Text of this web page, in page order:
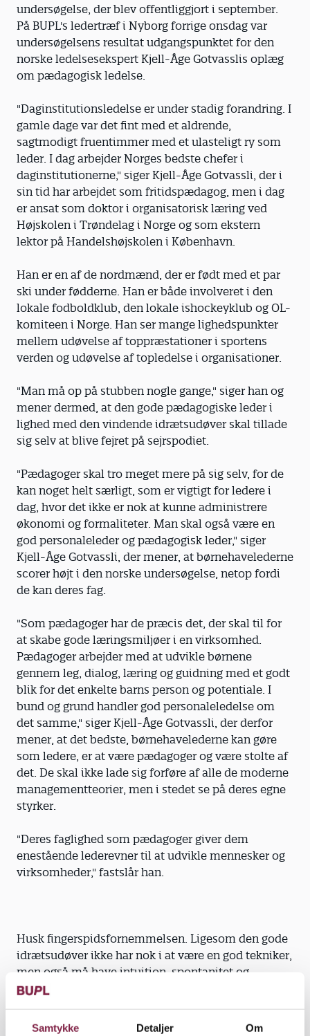
Samtykke Detaljer Om
undersøgelse, der blev offentliggjort i september.
På BUPL's ledertræf i Nyborg forrige onsdag var
undersøgelsens resultat udgangspunktet for den
norske ledelsesekspert Kjell-Åge Gotvasslis oplæg
om pædagogisk ledelse.
"Daginstitutionsledelse er under stadig forandring. I
gamle dage var det fint med et aldrende,
sagtmodigt fruentimmer med et ulasteligt ry som
leder. I dag arbejder Norges bedste chefer i
daginstitutionerne," siger Kjell-Åge Gotvassli, der i
sin tid har arbejdet som fritidspædagog, men i dag
er ansat som doktor i organisatorisk læring ved
Højskolen i Trøndelag i Norge og som ekstern
lektor på Handelshøjskolen i København.
Han er en af de nordmænd, der er født med et par
ski under fødderne. Han er både involveret i den
lokale fodboldklub, den lokale ishockeyklub og OL-
komiteen i Norge. Han ser mange lighedspunkter
mellem udøvelse af toppræstationer i sportens
verden og udøvelse af topledelse i organisationer.
"Man må op på stubben nogle gange," siger han og
mener dermed, at den gode pædagogiske leder i
lighed med den vindende idrætsudøver skal tillade
sig selv at blive fejret på sejrspodiet.
"Pædagoger skal tro meget mere på sig selv, for de
kan noget helt særligt, som er vigtigt for ledere i
dag, hvor det ikke er nok at kunne administrere
økonomi og formaliteter. Man skal også være en
god personaleleder og pædagogisk leder," siger
Kjell-Åge Gotvassli, der mener, at børnehavelederne
scorer højt i den norske undersøgelse, netop fordi
de kan deres fag.
"Som pædagoger har de præcis det, der skal til for
at skabe gode læringsmiljøer i en virksomhed.
Pædagoger arbejder med at udvikle børnene
gennem leg, dialog, læring og guidning med et godt
blik for det enkelte barns person og potentiale. I
bund og grund handler god personaleledelse om
det samme," siger Kjell-Åge Gotvassli, der derfor
mener, at det bedste, børnehavelederne kan gøre
som ledere, er at være pædagoger og være stolte af
det. De skal ikke lade sig forføre af alle de moderne
managementteorier, men i stedet se på deres egne
styrker.
"Deres faglighed som pædagoger giver dem
enestående lederevner til at udvikle mennesker og
virksomheder," fastslår han.
Husk fingerspidsfornemmelsen. Ligesom den gode
idrætsudøver ikke har nok i at være en god tekniker,
men også må have intuition, spontanitet og
kropsfornemmelse med for at præstere bedst,
kun at kunne sit administrative rutinearbejde. Det